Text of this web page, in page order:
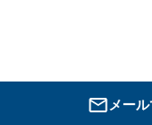
メー